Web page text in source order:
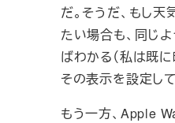
だ。そうだ、もし
たい場合も、同じ
ばわかる（私は既
その表示を設定して
もう一方、Apple